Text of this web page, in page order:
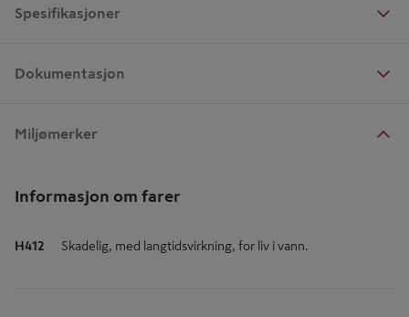
Spesifikasjoner
Dokumentasjon
Miljømerker
Informasjon om farer
H412 Skadelig, med langtidsvirkning, for liv i vann.